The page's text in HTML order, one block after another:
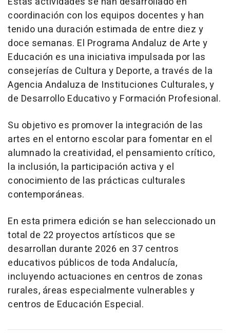
coordinación con los equipos docentes y han
tenido una duración estimada de entre diez y
doce semanas. El Programa Andaluz de Arte y
Educación es una iniciativa impulsada por las
consejerías de Cultura y Deporte, a través de la
Agencia Andaluza de Instituciones Culturales, y
de Desarrollo Educativo y Formación Profesional.
Su objetivo es promover la integración de las
artes en el entorno escolar para fomentar en el
alumnado la creatividad, el pensamiento crítico,
la inclusión, la participación activa y el
conocimiento de las prácticas culturales
contemporáneas.
En esta primera edición se han seleccionado un
total de 22 proyectos artísticos que se
desarrollan durante 2026 en 37 centros
educativos públicos de toda Andalucía,
incluyendo actuaciones en centros de zonas
rurales, áreas especialmente vulnerables y
centros de Educación Especial.